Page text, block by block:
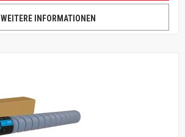
WEITERE INFORMATIONEN